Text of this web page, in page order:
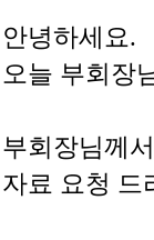
안녕하세요.
오늘 부회장
부회장님께
자료 요청 드